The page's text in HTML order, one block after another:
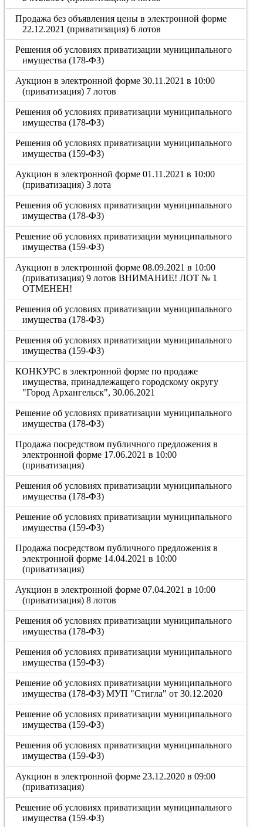
Продажа без объявления цены в электронной форме
22.12.2021 (приватизация) 6 лотов
Решения об условиях приватизации муниципального
имущества (178-ФЗ)
Аукцион в электронной форме 30.11.2021 в 10:00
(приватизация) 7 лотов
Решения об условиях приватизации муниципального
имущества (178-ФЗ)
Решения об условиях приватизации муниципального
имущества (159-ФЗ)
Аукцион в электронной форме 01.11.2021 в 10:00
(приватизация) 3 лота
Решения об условиях приватизации муниципального
имущества (178-ФЗ)
Решение об условиях приватизации муниципального
имущества (159-ФЗ)
Аукцион в электронной форме 08.09.2021 в 10:00
(приватизация) 9 лотов ВНИМАНИЕ! ЛОТ № 1
ОТМЕНЕН!
Решения об условиях приватизации муниципального
имущества (178-ФЗ)
Решения об условиях приватизации муниципального
имущества (159-ФЗ)
КОНКУРС в электронной форме по продаже
имущества, принадлежащего городскому округу
"Город Архангельск", 30.06.2021
Решение об условиях приватизации муниципального
имущества (178-ФЗ)
Продажа посредством публичного предложения в
электронной форме 17.06.2021 в 10:00
(приватизация)
Решения об условиях приватизации муниципального
имущества (178-ФЗ)
Решение об условиях приватизации муниципального
имущества (159-ФЗ)
Продажа посредством публичного предложения в
электронной форме 14.04.2021 в 10:00
(приватизация)
Аукцион в электронной форме 07.04.2021 в 10:00
(приватизация) 8 лотов
Решения об условиях приватизации муниципального
имущества (178-ФЗ)
Решения об условиях приватизации муниципального
имущества (159-ФЗ)
Решение об условиях приватизации муниципального
имущества (178-ФЗ) МУП "Стигла" от 30.12.2020
Решение об условиях приватизации муниципального
имущества (159-ФЗ)
Решения об условиях приватизации муниципального
имущества (159-ФЗ)
Аукцион в электронной форме 23.12.2020 в 09:00
(приватизация)
Решение об условиях приватизации муниципального
имущества (159-ФЗ)